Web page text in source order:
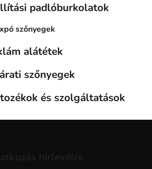
padlóburkolatok
szőnyegek
alátétek
szőnyegek
és szolgáltatások